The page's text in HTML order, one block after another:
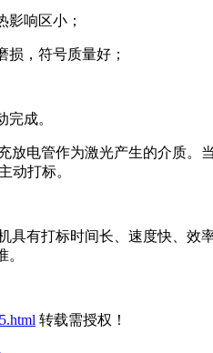
响区小；
，符号质量好；
成。
电管作为激光产生的介质。
动打标。
有打标时间长、速度快、效
转载需授权！